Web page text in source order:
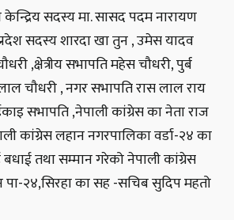
केन्द्रिय सदस्य मा. सासद पदम नारायण
सदस्य शारदा खा तुन , उमेस यादव
,क्षेत्रीय सभापति महेस चौधरी, पुर्ब
चौधरी , नगर सभापति रास लाल राय
सभापति ,नेपाली कांग्रेस का नेता राज
कांग्रेस लहान नगरपालिका वर्डा-२४ का
तथा सम्मान गरेको नेपाली कांग्रेस
पा-२४,सिरहा का सह -सचिब सुदिप महतो